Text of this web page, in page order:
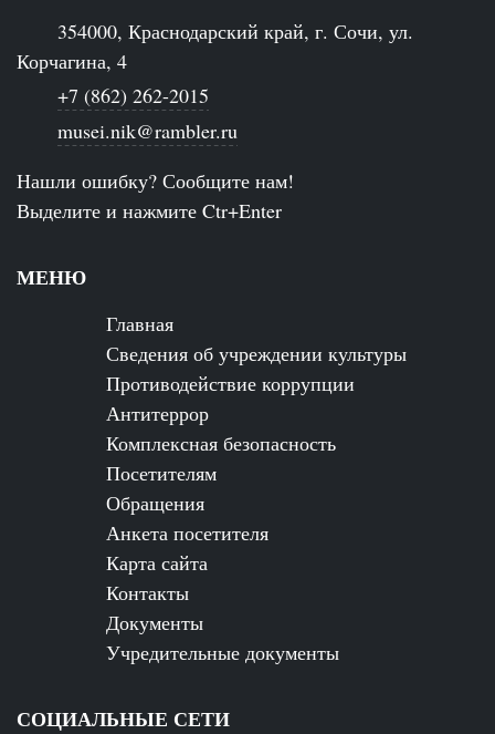
354000, Краснодарский край, г. Сочи, ул.
Корчагина, 4
+7 (862) 262-2015
musei.nik@rambler.ru
Нашли ошибку? Сообщите нам!
Выделите и нажмите Ctr+Enter
МЕНЮ
Главная
Сведения об учреждении культуры
Противодействие коррупции
Антитеррор
Комплексная безопасность
Посетителям
Обращения
Анкета посетителя
Карта сайта
Контакты
Документы
Учредительные документы
СОЦИАЛЬНЫЕ СЕТИ